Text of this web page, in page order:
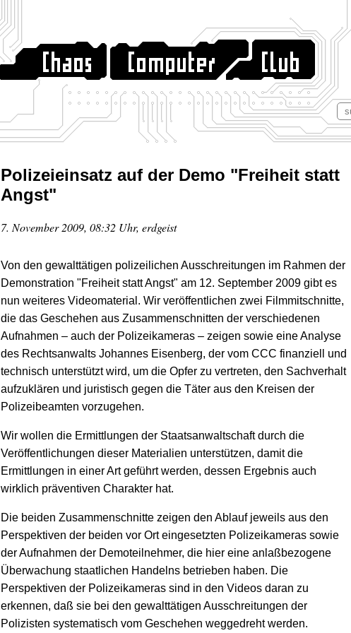
Polizeieinsatz auf der Demo "Freiheit statt
Angst"
7. November 2009, 08:32 Uhr, erdgeist
Von den gewalttätigen polizeilichen Ausschreitungen im Rahmen der
Demonstration "Freiheit statt Angst" am 12. September 2009 gibt es
nun weiteres Videomaterial. Wir veröffentlichen zwei Filmmitschnitte,
die das Geschehen aus Zusammenschnitten der verschiedenen
Aufnahmen – auch der Polizeikameras – zeigen sowie eine Analyse
des Rechtsanwalts Johannes Eisenberg, der vom CCC finanziell und
technisch unterstützt wird, um die Opfer zu vertreten, den Sachverhalt
aufzuklären und juristisch gegen die Täter aus den Kreisen der
Polizeibeamten vorzugehen.
Wir wollen die Ermittlungen der Staatsanwaltschaft durch die
Veröffentlichungen dieser Materialien unterstützen, damit die
Ermittlungen in einer Art geführt werden, dessen Ergebnis auch
wirklich präventiven Charakter hat.
Die beiden Zusammenschnitte zeigen den Ablauf jeweils aus den
Perspektiven der beiden vor Ort eingesetzten Polizeikameras sowie
der Aufnahmen der Demoteilnehmer, die hier eine anlaßbezogene
Überwachung staatlichen Handelns betrieben haben. Die
Perspektiven der Polizeikameras sind in den Videos daran zu
erkennen, daß sie bei den gewalttätigen Ausschreitungen der
Polizisten systematisch vom Geschehen weggedreht werden.